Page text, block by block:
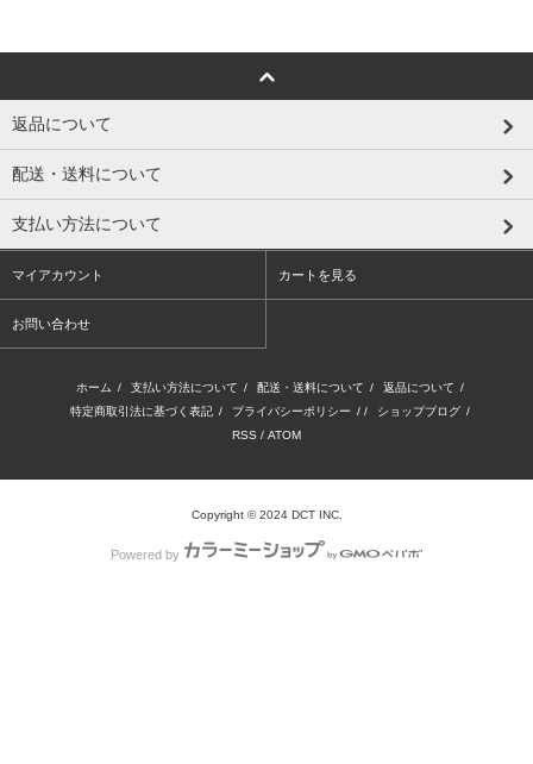
返品について
配送・送料について
支払い方法について
マイアカウント カートを見る
お問い合わせ
ホーム / 支払い方法について / 配送・送料について / 返品について /
特定商取引法に基づく表記 / プライバシーポリシー / / ショップブログ /
RSS / ATOM
Copyright © 2024 DCT INC.
Powered by